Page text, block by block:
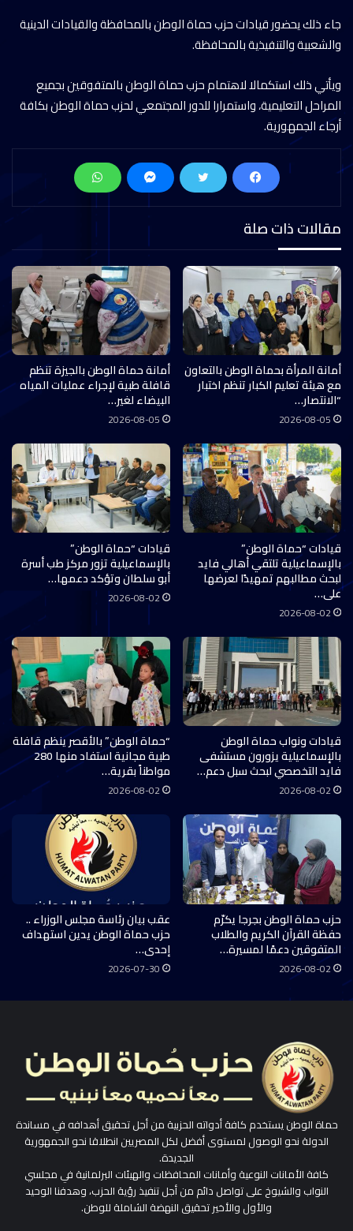
جاء ذلك يحضور قيادات حزب حماة الوطن بالمحافظة والقيادات الدينية
والشعبية والتنفيذية بالمحافظة.
ويأتي ذلك استكمالا لاهتمام حزب حماة الوطن بالمتفوقين بجميع
المراحل التعليمية، واستمرارا للدور المجتمعي لحزب حماة الوطن بكافة
أرجاء الجمهورية.
مقالات ذات صلة
أمانة المرأة بحماة الوطن بالتعاون
مع هيئة تعليم الكبار تنظم اختبار
“الانتصار…
2026-08-05
أمانة حماة الوطن بالجيزة تنظم
قافلة طبية لإجراء عمليات المياه
البيضاء لغير…
2026-08-05
قيادات “حماة الوطن”
بالإسماعيلية تلتقي أهالي فايد
لبحث مطالبهم تمهيدًا لعرضها
على…
2026-08-02
قيادات “حماة الوطن”
بالإسماعيلية تزور مركز طب أسرة
أبو سلطان وتؤكد دعمها…
2026-08-02
قيادات ونواب حماة الوطن
بالإسماعيلية يزورون مستشفى
فايد التخصصي لبحث سبل دعم…
2026-08-02
“حماة الوطن” بالأقصر ينظم قافلة
طبية مجانية استفاد منها 280
مواطناً بقرية…
2026-08-02
حزب حماة الوطن بجرجا يكرّم
حفظة القرآن الكريم والطلاب
المتفوقين دعمًا لمسيرة…
2026-08-02
عقب بيان رئاسة مجلس الوزراء ..
حزب حماة الوطن يدين استهداف
إحدى…
2026-07-30
حماة الوطن يستخدم كافة أدواته الحزبية من أجل تحقيق أهدافه في مساندة
الدولة نحو الوصول لمستوى أفضل لكل المصريين انطلاقا نحو الجمهورية
الجديدة.
كافة الأمانات النوعية وأمانات المحافظات والهيئات البرلمانية في مجلسي
النواب والشيوخ على تواصل دائم من أجل تنفيذ رؤية الحزب، وهدفنا الوحيد
والأول والأخير تحقيق النهضة الشاملة للوطن.